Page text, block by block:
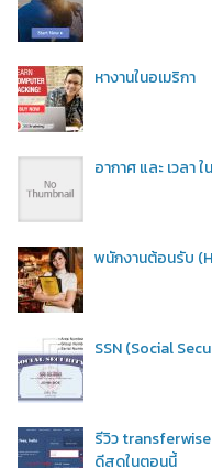
หางานในอเมริกา
อากาศ และ เวลา ใ
พนักงานต้อนรับ
SSN (Social
รีวิว transferwise
ดีสุดในตอนนี้